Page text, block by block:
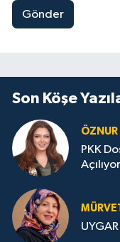
Gönder
Son Köşe
ÖZNUR
PKK
UYGAR